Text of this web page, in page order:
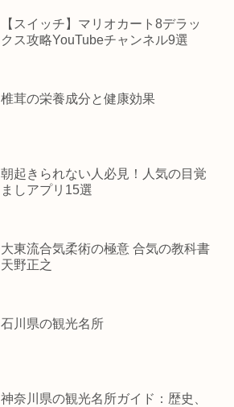
【スイッチ】マリオカート8デラッ
クス攻略YouTubeチャンネル9選
椎茸の栄養成分と健康効果
朝起きられない人必見！人気の目覚
ましアプリ15選
大東流合気柔術の極意 合気の教科書
天野正之
石川県の観光名所
神奈川県の観光名所ガイド：歴史、